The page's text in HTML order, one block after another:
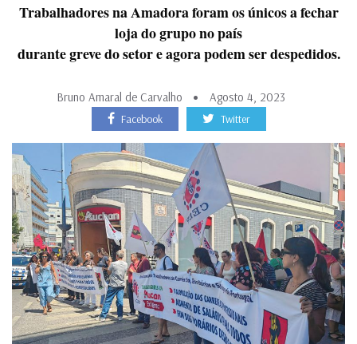
Trabalhadores na Amadora foram os únicos a fechar
loja do grupo no país
durante greve do setor e agora podem ser despedidos.
Bruno Amaral de Carvalho Agosto 4, 2023
Facebook Twitter